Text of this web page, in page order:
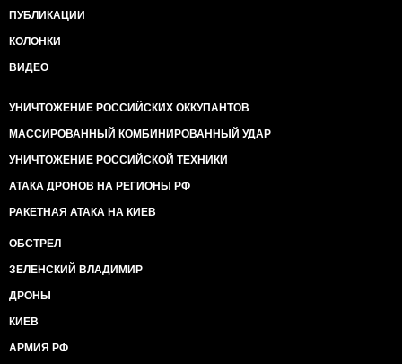
ПУБЛИКАЦИИ
КОЛОНКИ
ВИДЕО
УНИЧТОЖЕНИЕ РОССИЙСКИХ ОККУПАНТОВ
МАССИРОВАННЫЙ КОМБИНИРОВАННЫЙ УДАР
УНИЧТОЖЕНИЕ РОССИЙСКОЙ ТЕХНИКИ
АТАКА ДРОНОВ НА РЕГИОНЫ РФ
РАКЕТНАЯ АТАКА НА КИЕВ
ОБСТРЕЛ
ЗЕЛЕНСКИЙ ВЛАДИМИР
ДРОНЫ
КИЕВ
АРМИЯ РФ